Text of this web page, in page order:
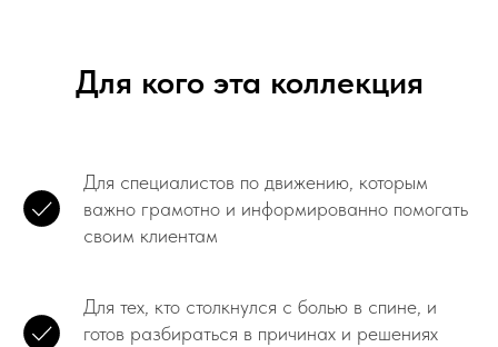
Для кого эта коллекция
Для специалистов по движению, которым
важно грамотно и информированно помогать
своим клиентам
Для тех, кто столкнулся с болью в спине, и
готов разбираться в причинах и решениях